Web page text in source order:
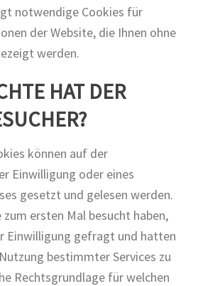
notwendige Cookies für
der Website, die Ihnen ohne
werden.
HAT DER
können auf der
Einwilligung oder eines
gesetzt und gelesen werden.
zum ersten Mal besucht haben,
Einwilligung gefragt und hatten
bestimmter Services zu
Rechtsgrundlage für welchen